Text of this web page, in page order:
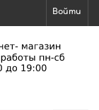
Войти